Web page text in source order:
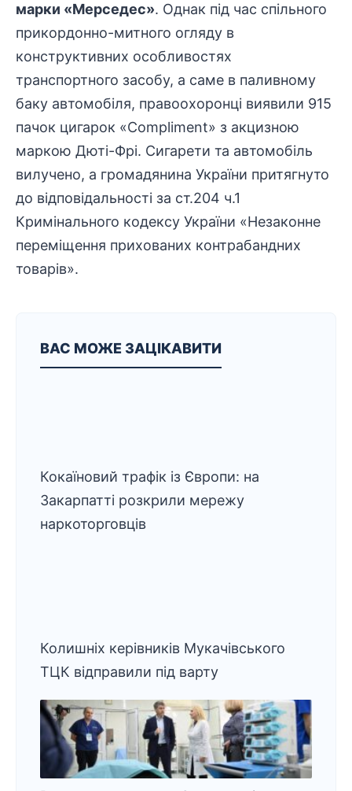
марки «Мерседес». Однак під час спільного
прикордонно-митного огляду в
конструктивних особливостях
транспортного засобу, а саме в паливному
баку автомобіля, правоохоронці виявили 915
пачок цигарок «Compliment» з акцизною
маркою Дюті-Фрі. Сигарети та автомобіль
вилучено, а громадянина України притягнуто
до відповідальності за ст.204 ч.1
Кримінального кодексу України «Незаконне
переміщення прихованих контрабандних
товарів».
ВАС МОЖЕ ЗАЦІКАВИТИ
Кокаїновий трафік із Європи: на
Закарпатті розкрили мережу
наркоторговців
Колишніх керівників Мукачівського
ТЦК відправили під варту